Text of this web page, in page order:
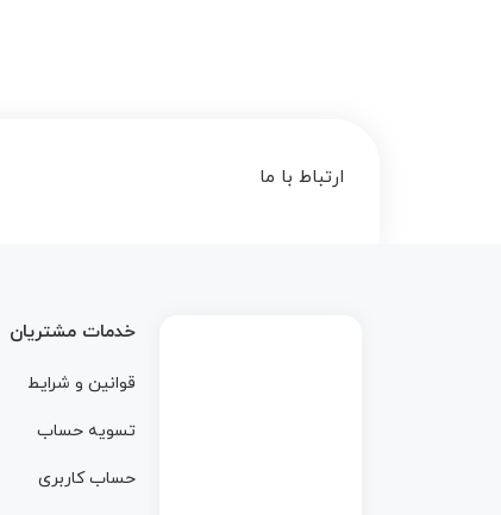
ارتباط با ما
خدمات مشتریان
قوانین و شرایط
تسویه حساب
حساب کاربری